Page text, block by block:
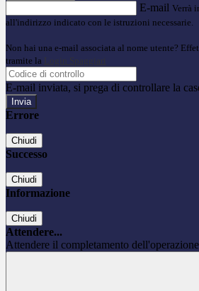
E-mail Verrà
all'indirizzo indicato con le istruzioni necessarie.
Non hai una e-mail associata al nome utente?
tramite la Login Spaggiari
E-mail inviata, si prega di controllare la
Errore
Chiudi
Successo
Chiudi
Informazione
Chiudi
Attendere...
Attendere il completamento